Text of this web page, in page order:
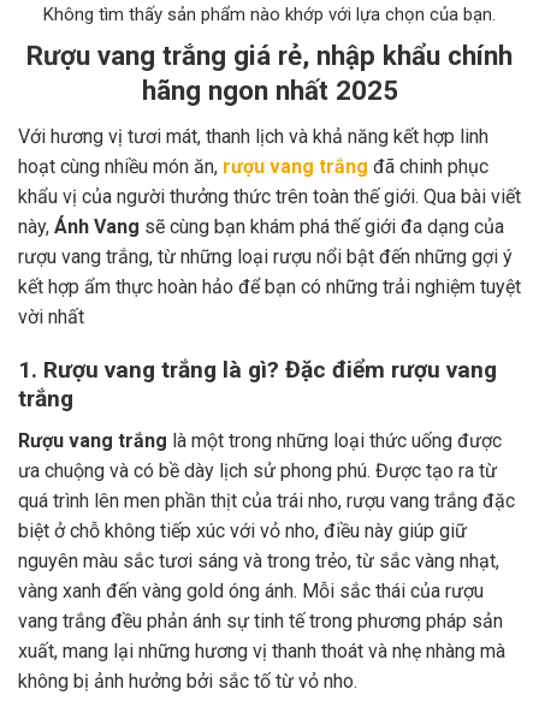
Không tìm thấy sản phẩm nào khớp với lựa chọn của bạn.
Rượu vang trắng giá rẻ, nhập khẩu chính
hãng ngon nhất 2025
Với hương vị tươi mát, thanh lịch và khả năng kết hợp linh
hoạt cùng nhiều món ăn, rượu vang trắng đã chinh phục
khẩu vị của người thưởng thức trên toàn thế giới. Qua bài viết
này, Ánh Vang sẽ cùng bạn khám phá thế giới đa dạng của
rượu vang trắng, từ những loại rượu nổi bật đến những gợi ý
kết hợp ẩm thực hoàn hảo để bạn có những trải nghiệm tuyệt
vời nhất
1. Rượu vang trắng là gì? Đặc điểm rượu vang
trắng
Rượu vang trắng là một trong những loại thức uống được
ưa chuộng và có bề dày lịch sử phong phú. Được tạo ra từ
quá trình lên men phần thịt của trái nho, rượu vang trắng đặc
biệt ở chỗ không tiếp xúc với vỏ nho, điều này giúp giữ
nguyên màu sắc tươi sáng và trong trẻo, từ sắc vàng nhạt,
vàng xanh đến vàng gold óng ánh. Mỗi sắc thái của rượu
vang trắng đều phản ánh sự tinh tế trong phương pháp sản
xuất, mang lại những hương vị thanh thoát và nhẹ nhàng mà
không bị ảnh hưởng bởi sắc tố từ vỏ nho.